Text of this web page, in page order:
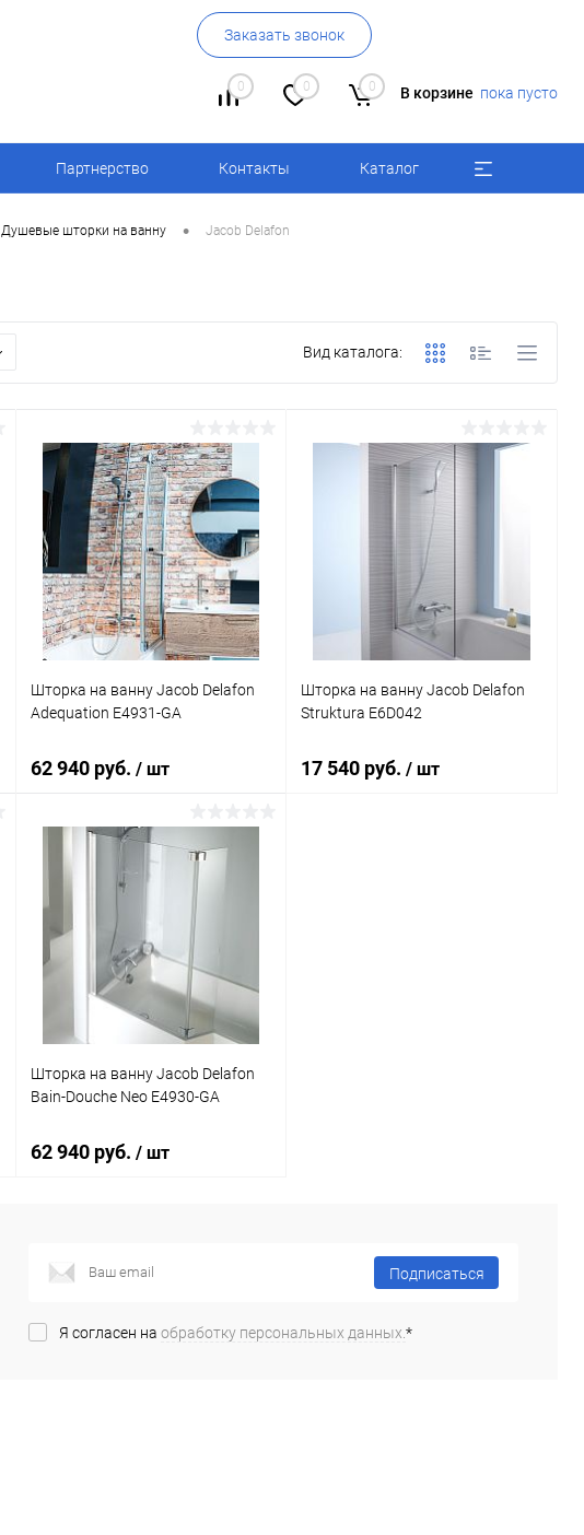
Заказать звонок
0 0 0 В корзине пока пусто
Партнерство Контакты Каталог
Душевые шторки на ванну • Jacob Delafon
Вид каталога:
Шторка на ванну Jacob Delafon
Adequation E4931-GA
62 940 руб. / шт
В корзину
Сравнение
В избранное Под заказ
Шторка на ванну Jacob Delafon
Struktura E6D042
17 540 руб./ шт
Шторка на ванну Jacob Delafon
Bain-Douche Neo E4930-GA
62 940 руб. / шт
В избранное Под заказ
Подписаться
Я согласен на обработку персональных данных. *